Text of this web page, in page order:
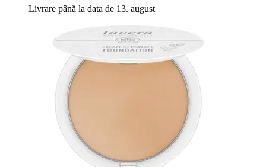
Livrare până la data de 13. august